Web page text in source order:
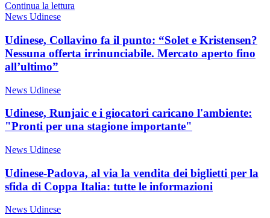
Continua la lettura
News Udinese
Udinese, Collavino fa il punto: “Solet e Kristensen?
Nessuna offerta irrinunciabile. Mercato aperto fino
all’ultimo”
News Udinese
Udinese, Runjaic e i giocatori caricano l'ambiente:
"Pronti per una stagione importante"
News Udinese
Udinese-Padova, al via la vendita dei biglietti per la
sfida di Coppa Italia: tutte le informazioni
News Udinese